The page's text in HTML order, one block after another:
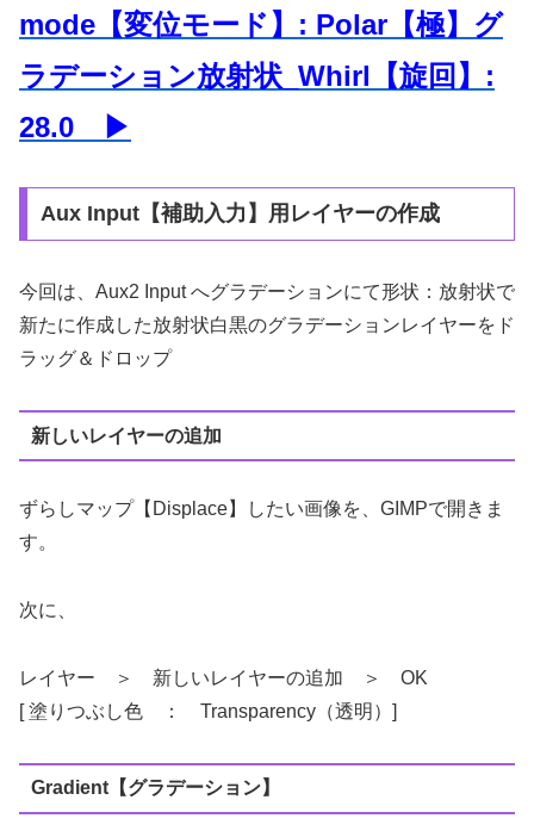
mode【変位モード】: Polar【極】グ
ラデーション放射状_Whirl【旋回】:
28.0 ▶
Aux Input【補助入力】用レイヤーの作成
今回は、Aux2 Input へグラデーションにて形状：放射状で
新たに作成した放射状白黒のグラデーションレイヤーをド
ラッグ＆ドロップ
新しいレイヤーの追加
ずらしマップ【Displace】したい画像を、GIMPで開きま
す。
次に、
レイヤー ＞ 新しいレイヤーの追加 ＞ OK
[ 塗りつぶし色 ： Transparency（透明）]
Gradient【グラデーション】